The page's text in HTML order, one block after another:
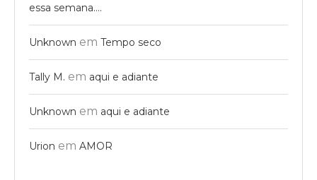
essa semana….
Unknown em Tempo seco
Tally M. em aqui e adiante
Unknown em aqui e adiante
Urion em AMOR